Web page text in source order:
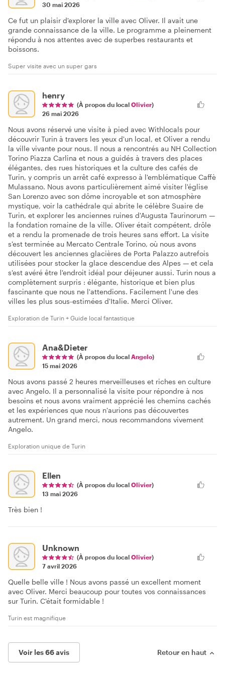
30 mai 2026
Ce fut un plaisir d'explorer la ville avec Oliver. Il avait une
grande connaissance de la ville. Le programme a pleinement
répondu à nos attentes avec de superbes restaurants et
boissons.
Super visite avec un super gars
henry
(À propos du local Olivier)
26 mai 2026
Nous avons réservé une visite à pied avec Withlocals pour
découvrir Turin à travers les yeux d'un local, et Oliver a rendu
la ville vivante pour nous. Il nous a rencontrés au NH Collection
Torino Piazza Carlina et nous a guidés à travers des places
élégantes, des rues historiques et la culture des cafés de
Turin, y compris un arrêt café expresso à l'emblématique Caffè
Mulassano. Nous avons particulièrement aimé visiter l'église
San Lorenzo avec son dôme incroyable et son atmosphère
mystique, voir la cathédrale qui abrite le célèbre Suaire de
Turin, et explorer les anciennes ruines d'Augusta Taurinorum —
la fondation romaine de la ville. Oliver était compétent, drôle
et a rendu la promenade de trois heures sans effort. La visite
s'est terminée au Mercato Centrale Torino, où nous avons
découvert les anciennes glacières de Porta Palazzo autrefois
utilisées pour stocker la glace descendue des Alpes — et cela
s'est avéré être l'endroit idéal pour déjeuner aussi. Turin nous a
complètement surpris : élégante, historique et bien plus
fascinante que nous ne l'attendions. Facilement l'une des
villes les plus sous-estimées d'Italie. Merci Oliver.
Exploration de Turin + Guide local fantastique
Ana&Dieter
(À propos du local Angelo)
15 mai 2026
Nous avons passé 2 heures merveilleuses et riches en culture
avec Angelo. Il a personnalisé la visite pour répondre à nos
besoins et nous avons vraiment apprécié les chemins cachés
et les expériences que nous n'aurions pas découvertes
autrement. Un grand merci, nous recommandons vivement
Angelo.
Exploration unique de Turin
Ellen
(À propos du local Olivier)
13 mai 2026
Très bien !
Unknown
(À propos du local Olivier)
7 avril 2026
Quelle belle ville ! Nous avons passé un excellent moment
avec Oliver. Merci beaucoup pour toutes vos connaissances
sur Turin. C'était formidable !
Turin est magnifique
Voir les 66 avis Retour en haut